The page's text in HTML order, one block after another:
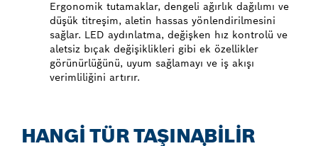
Ergonomik tutamaklar, dengeli ağırlık dağılımı ve
düşük titreşim, aletin hassas yönlendirilmesini
sağlar. LED aydınlatma, değişken hız kontrolü ve
aletsiz bıçak değişiklikleri gibi ek özellikler
görünürlüğünü, uyum sağlamayı ve iş akışı
verimliliğini artırır.
HANGİ TÜR TAŞINABİLİR